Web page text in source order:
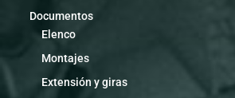
Documentos
Elenco
Montajes
Extensión y giras